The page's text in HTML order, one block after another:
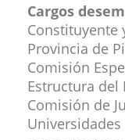
Cargos
Constituyente
Provincia de
Comisión
Estructura del
Comisión de